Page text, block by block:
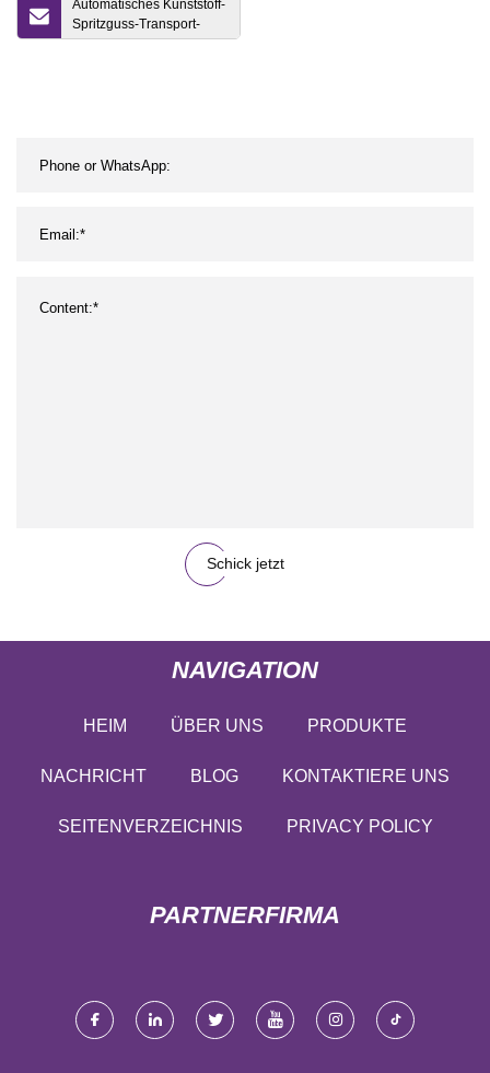
Automatisches Kunststoff-
Spritzguss-Transport-
Umsatzwerkzeug, Fleisch,
Schick jetzt
NAVIGATION
HEIM ÜBER UNS PRODUKTE
NACHRICHT BLOG KONTAKTIERE UNS
SEITENVERZEICHNIS PRIVACY POLICY
PARTNERFIRMA